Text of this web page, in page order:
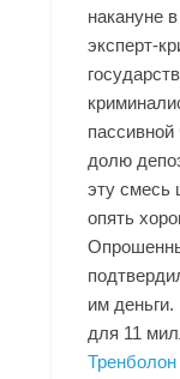
накануне
эксперт-
пассивной
долю
эту смесь
опять
им
для 11